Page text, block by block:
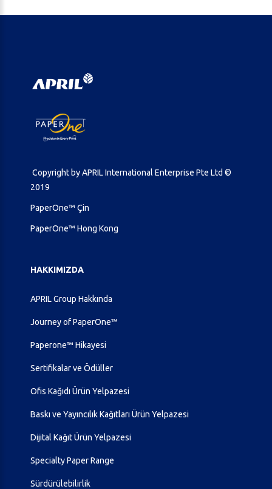
Copyright by APRIL International Enterprise Pte Ltd ©
2019
PaperOne™ Çin
PaperOne™ Hong Kong
HAKKIMIZDA
APRIL Group Hakkında
Journey of PaperOne™
Paperone™ Hikayesi
Sertifikalar ve Ödüller
Ofis Kağıdı Ürün Yelpazesi
Baskı ve Yayıncılık Kağıtları Ürün Yelpazesi
Dijital Kağıt Ürün Yelpazesi
Specialty Paper Range
Sürdürülebilirlik